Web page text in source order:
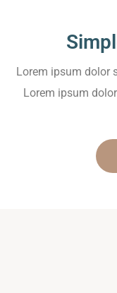
Lorem ipsum dolor
Lorem ipsum